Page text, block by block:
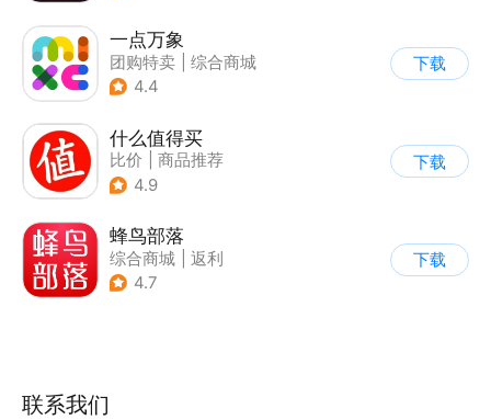
一点万象
团购特卖
综合商城
4.4
下载
什么值得买
比价
商品推荐
4.9
下载
蜂鸟部落
综合商城
返利
4.7
下载
联系我们